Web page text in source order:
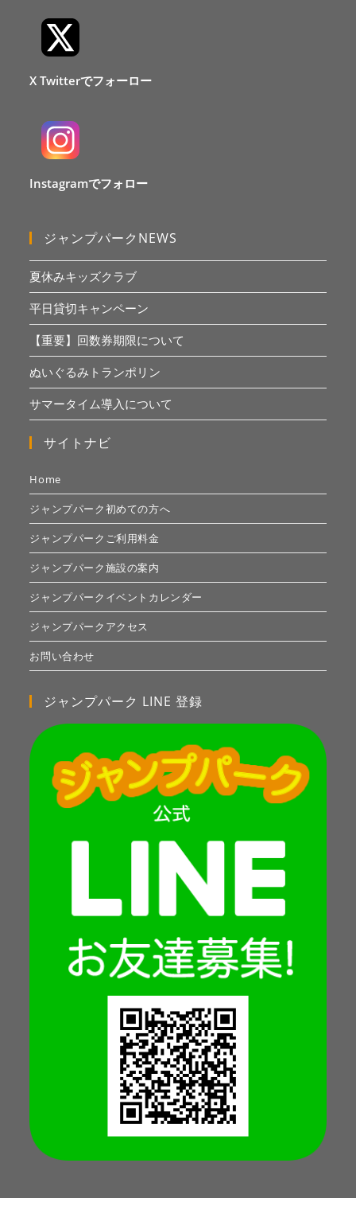
X Twitterでフォーロー
Instagramでフォロー
ジャンプパークNEWS
夏休みキッズクラブ
平日貸切キャンペーン
【重要】回数券期限について
ぬいぐるみトランポリン
サマータイム導入について
サイトナビ
Home
ジャンプパーク初めての方へ
ジャンプパークご利用料金
ジャンプパーク施設の案内
ジャンプパークイベントカレンダー
ジャンプパークアクセス
お問い合わせ
ジャンプパーク LINE 登録